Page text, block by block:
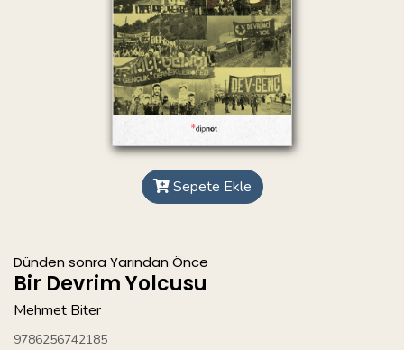
Sepete Ekle
Dünden sonra Yarından Önce
Bir Devrim Yolcusu
Mehmet Biter
9786256742185